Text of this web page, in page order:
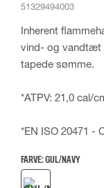
51329494003
Inherent
vind- og vandtæt
tapede sømme.
*ATPV: 21,0 cal/
*EN ISO 20471 -
FARVE:GUL/NAVY